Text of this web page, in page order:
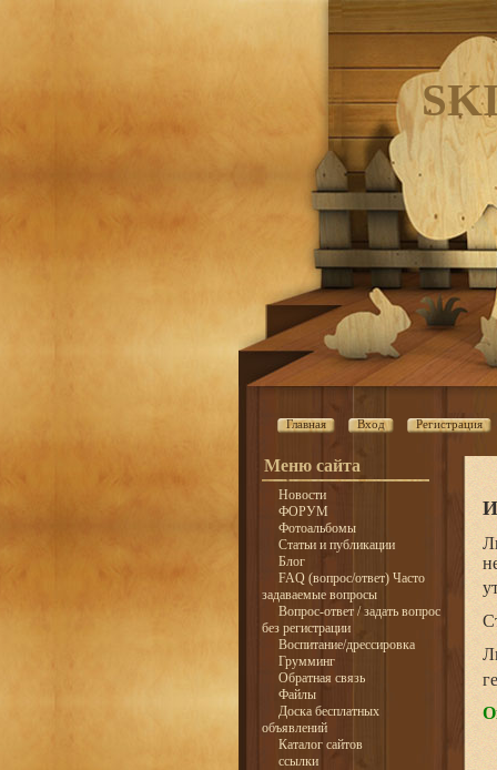
Главная Вход Регистрация
Меню сайта
Новости
ФОРУМ
Фотоальбомы
Статьи и публикации
Блог
FAQ (вопрос/ответ) Часто
задаваемые вопросы
Вопрос-ответ / задать вопрос
без регистрации
Воспитание/дрессировка
Грумминг
Обратная связь
Файлы
Доска бесплатных
объявлений
Каталог сайтов
ссылки